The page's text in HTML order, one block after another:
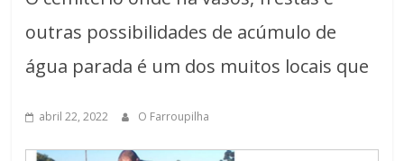
outras possibilidades de acúmulo de
água parada é um dos muitos locais que
abril 22, 2022 O Farroupilha